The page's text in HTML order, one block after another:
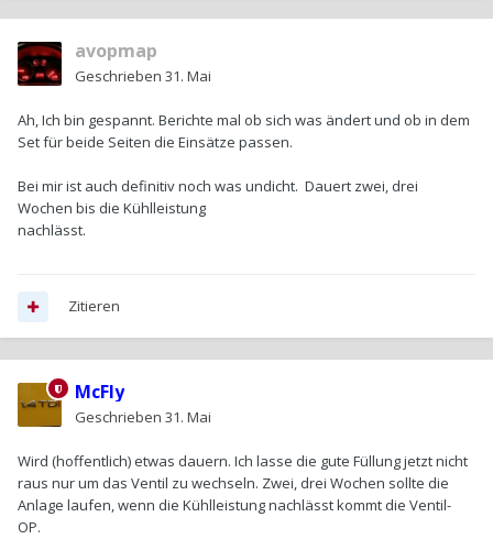
avopmap
Geschrieben 31. Mai
Ah, Ich bin gespannt. Berichte mal ob sich was ändert und ob in dem
Set für beide Seiten die Einsätze passen.
Bei mir ist auch definitiv noch was undicht. Dauert zwei, drei
Wochen bis die Kühlleistung
nachlässt.
Zitieren
McFly
Geschrieben 31. Mai
Wird (hoffentlich) etwas dauern. Ich lasse die gute Füllung jetzt nicht
raus nur um das Ventil zu wechseln. Zwei, drei Wochen sollte die
Anlage laufen, wenn die Kühlleistung nachlässt kommt die Ventil-
OP.